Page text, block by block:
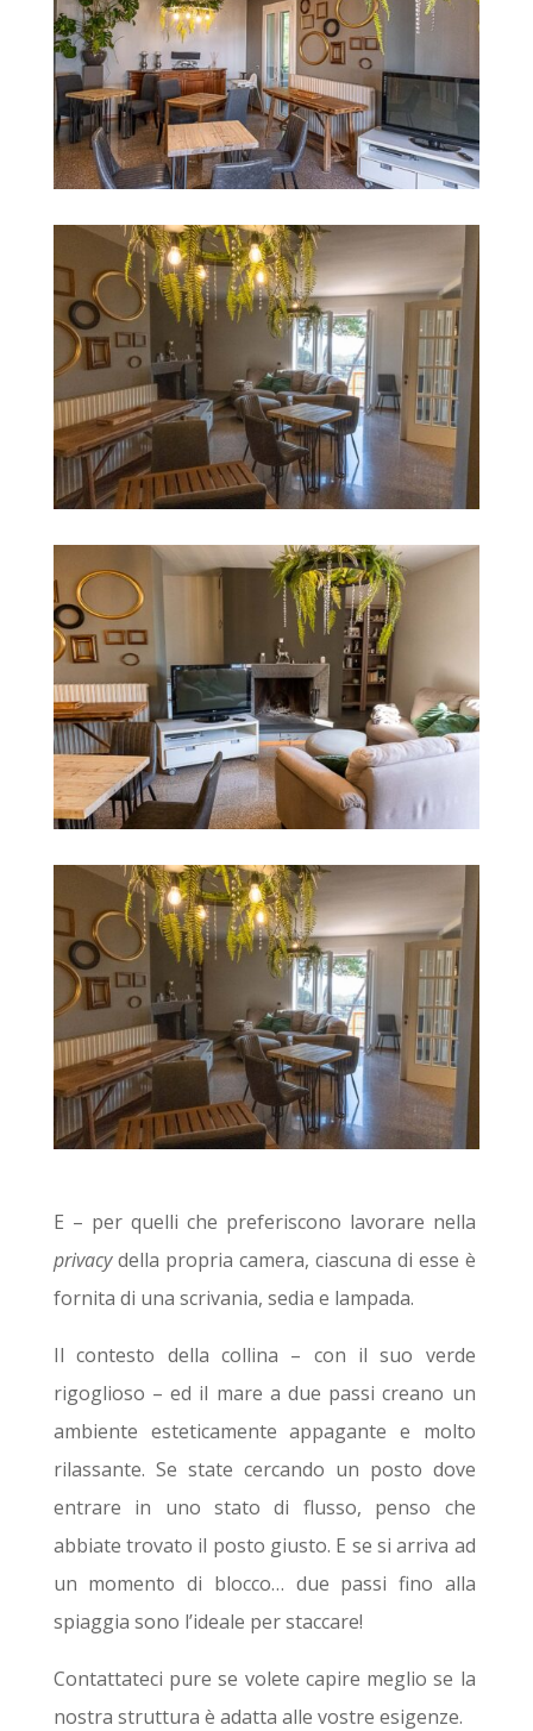
E – per quelli che preferiscono lavorare nella
privacydella propria camera, ciascuna di esse è
fornita di una scrivania, sedia e lampada.
Il contesto della collina – con il suo verde
rigoglioso – ed il mare a due passi creano un
ambiente esteticamente appagante e molto
rilassante. Se state cercando un posto dove
entrare in uno stato di flusso, penso che
abbiate trovato il posto giusto. E se si arriva ad
un momento di blocco… due passi fino alla
spiaggia sono l’ideale per staccare!
Contattateci pure se volete capire meglio se la
nostra struttura è adatta alle vostre esigenze.